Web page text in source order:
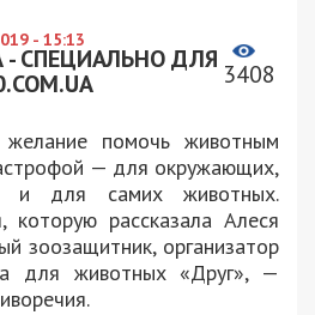
- 15:13
СПЕЦИАЛЬНО ДЛЯ 3408
желание помочь животным
— для окружающих,
и для самих животных.
которую рассказала Алеся
зоозащитник, организатор
для животных «Друг», —